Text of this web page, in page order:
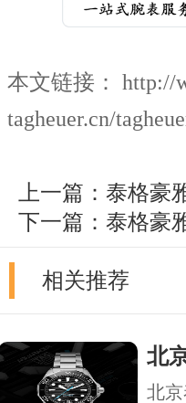
本文链接： http://
tagheuer.cn/
上一篇： 泰格豪
下一篇： 泰格豪
相关推荐
北
北